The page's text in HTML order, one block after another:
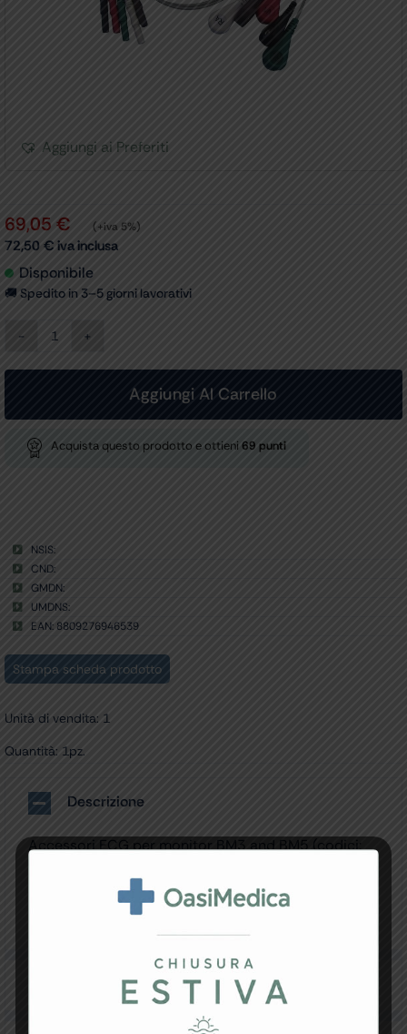
Aggiungi ai Preferiti
69,05 € (+iva 5%)
72,50 € iva inclusa
Disponibile
🚚 Spedito in 3–5 giorni lavorativi
DERIVAZIONE
A
per
33728
Aggiungi Al Carrello
Acquista questo prodotto e ottieni 69 punti
NSIS:
CND:
GMDN:
UMDNS:
EAN: 8809276946539
Stampa scheda prodotto
Unità di vendita: 1
Quantità: 1pz.
Descrizione
Accessori ECG per monitor BM3 and BM5 (codici:
• Connettore snap a 5 derivazioni per kit 33728 –
• Vecchio modello (prima 6/2006)
Specifiche Tecniche